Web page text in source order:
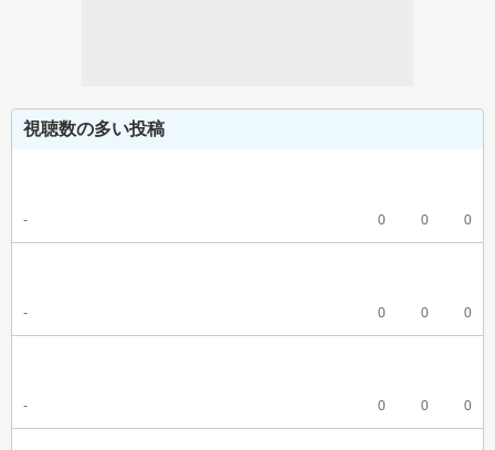
視聴数の多い投稿
- 0 0 0
- 0 0 0
- 0 0 0